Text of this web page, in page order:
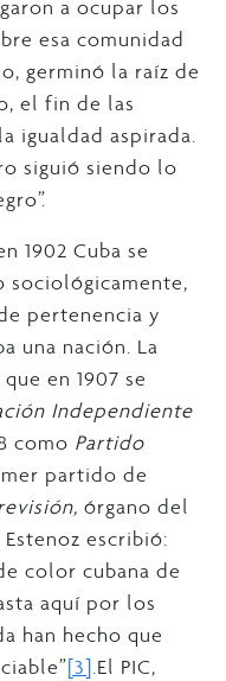
a ocupar los
esa comunidad
germinó la raíz de
el fin de las
igualdad aspirada.
siguió siendo lo
1902 Cuba se
sociológicamente,
pertenencia y
una nación. La
en 1907 se
Independiente
como Partido
partido de
órgano del
escribió:
color cubana de
aquí por los
han hecho que
[3].El PIC,